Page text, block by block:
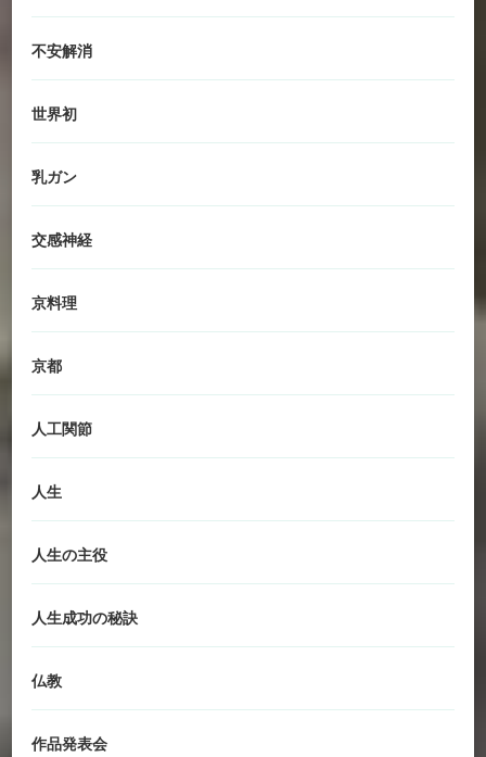
不安解消
世界初
乳ガン
交感神経
京料理
京都
人工関節
人生
人生の主役
人生成功の秘訣
仏教
作品発表会